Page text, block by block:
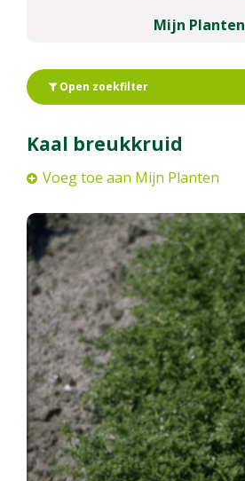
Mijn Planten
Open zoekfilter
Kaal breukkruid
Voeg toe aan Mijn Planten